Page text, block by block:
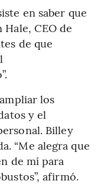
en saber que
CEO de
de que
los
y el
Billey
“Me alegra que
de mí para
afirmó.